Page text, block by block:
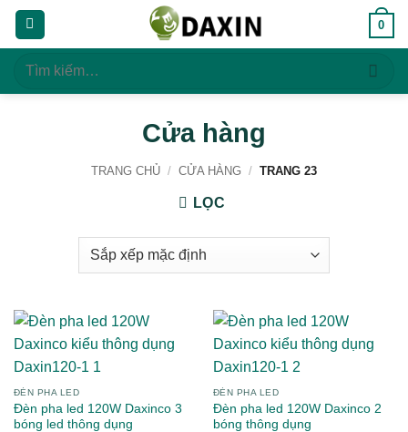
Bỏ
qua
dung
0
Tìm
Cửa hàng
TRANG CHỦ / CỬA HÀNG / TRANG 23
LỌC
ĐÈN PHA LED
Đèn pha led 120W Daxinco 3
bóng led thông dụng
ĐÈN PHA LED
Đèn pha led 120W Daxinco 2
bóng thông dụng